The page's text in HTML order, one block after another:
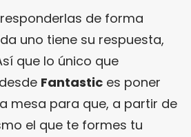
de forma
uno tiene su respuesta,
que lo único que
Fantastic es poner
mesa para que, a partir de
el que te formes tu